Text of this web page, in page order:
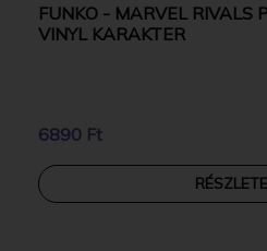
FUNKO - MARVEL RIVALS
VINYL KARAKTER
6890 Ft